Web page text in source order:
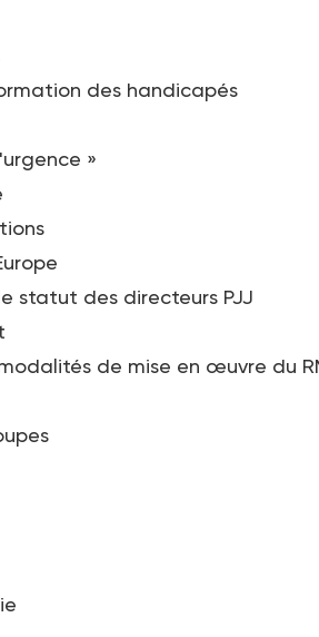
des handicapés
»
statut des directeurs PJJ
de mise en œuvre du